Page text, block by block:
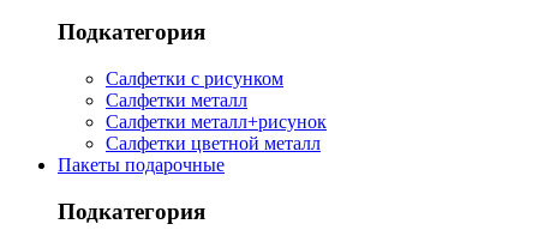
Подкатегория
Салфетки с рисунком
Салфетки металл
Салфетки металл+рисунок
Салфетки цветной металл
Пакеты подарочные
Подкатегория